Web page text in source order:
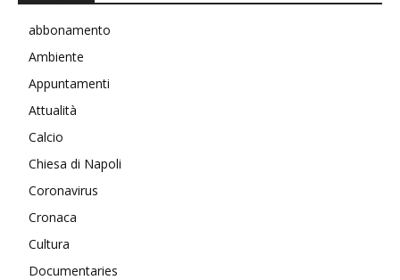
abbonamento
Ambiente
Appuntamenti
Attualità
Calcio
Chiesa di Napoli
Coronavirus
Cronaca
Cultura
Documentaries